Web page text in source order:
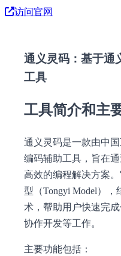
访问官网
通义灵码：基于通
工具
工具简介和主
通义灵码是一款由中
编码辅助工具，旨在
高效的编程解决方案
型（Tongyi Model）
术，帮助用户快速完
协作开发等工作。
主要功能包括：